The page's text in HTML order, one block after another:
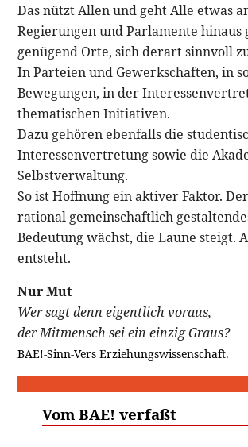
Das nützt Allen und geht Alle etwas
Regierungen und Parlamente hinaus
genügend Orte, sich derart sinnvoll
In Parteien und Gewerkschaften, in
Bewegungen, in der
thematischen Initiativen.
Dazu gehören ebenfalls die
Interessenvertretung sowie die
Selbstverwaltung.
So ist Hoffnung ein aktiver Faktor.
rational gemeinschaftlich
Bedeutung wächst, die Laune steigt.
entsteht.
Nur Mut
Wer sagt denn eigentlich voraus,
der Mitmensch sei ein einzig Graus?
BAE!-Sinn-Vers Erziehungswissenschaft.
Vom BAE! verfaßt